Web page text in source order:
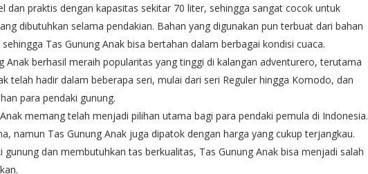
dan praktis dengan kapasitas sekitar 70 liter, sehingga sangat cocok untuk
dibutuhkan selama pendakian. Bahan yang digunakan pun terbuat dari bahan
Tas Gunung Anak bisa bertahan dalam berbagai kondisi cuaca.
Anak berhasil meraih popularitas yang tinggi di kalangan adventurero, terutama
telah hadir dalam beberapa seri, mulai dari seri Reguler hingga Komodo, dan
para pendaki gunung.
memang telah menjadi pilihan utama bagi para pendaki pemula di Indonesia.
namun Tas Gunung Anak juga dipatok dengan harga yang cukup terjangkau.
dan membutuhkan tas berkualitas, Tas Gunung Anak bisa menjadi salah